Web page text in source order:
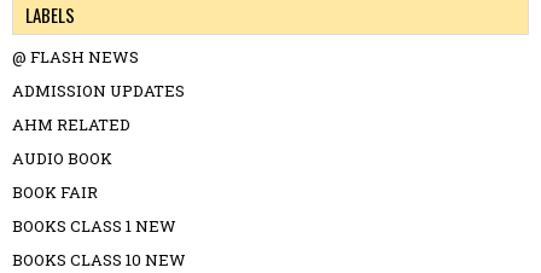
LABELS
@ FLASH NEWS
ADMISSION UPDATES
AHM RELATED
AUDIO BOOK
BOOK FAIR
BOOKS CLASS 1 NEW
BOOKS CLASS 10 NEW